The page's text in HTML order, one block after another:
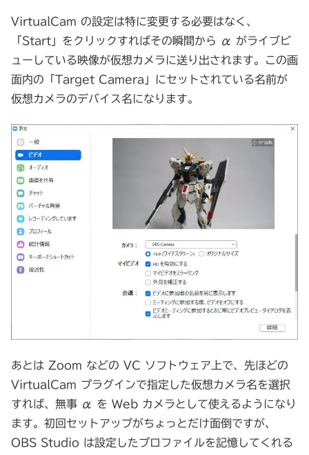
VirtualCam の設定は特に変更する必要はなく、
「Start」をクリックすればその瞬間から α がライブビ
ューしている映像が仮想カメラに送り出されます。この画
面内の「Target Camera」にセットされている名前が
仮想カメラのデバイス名になります。
あとは Zoom などの VC ソフトウェア上で、先ほどの
VirtualCam プラグインで指定した仮想カメラ名を選択
すれば、無事 α を Web カメラとして使えるようになり
ます。初回セットアップがちょっとだけ面倒ですが、
OBS Studio は設定したプロファイルを記憶してくれる